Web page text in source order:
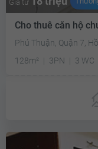
Giá từ
Cho thuê căn hộ
Phú Thuận, Quận 7,
128m²
3PN 3 WC